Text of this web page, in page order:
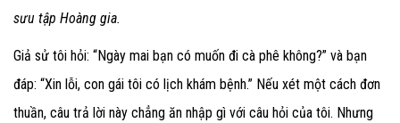
sưu tập Hoàng gia.
Giả sử tôi hỏi: “Ngày mai bạn có muốn đi cà phê không?” và bạn
đáp: “Xin lỗi, con gái tôi có lịch khám bệnh.” Nếu xét một cách đơn
thuần, câu trả lời này chẳng ăn nhập gì với câu hỏi của tôi. Nhưng